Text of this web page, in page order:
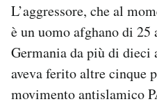
L’aggressore, che al
è un uomo afghano di
Germania da più di
aveva ferito altre cinque
movimento antislamico